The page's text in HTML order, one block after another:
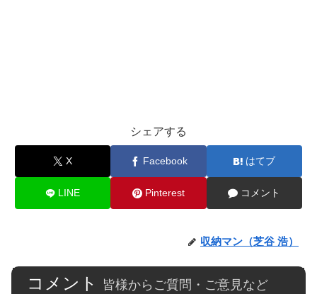
シェアする
X Facebook はてブ
LINE Pinterest コメント
収納マン（芝谷 浩）
コメント 皆様からご質問・ご意見など